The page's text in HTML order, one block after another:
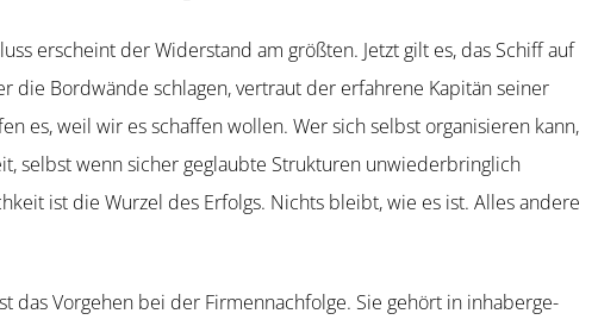
erscheint der Wider­stand am größten. Jetzt gilt es, das Schiff auf
die Bordwände schlagen, vertraut der erfahrene Kapitän seiner
es, weil wir es schaffen wollen. Wer sich selbst organi­sieren kann,
selbst wenn sicher geglaubte Struk­turen unwie­der­bringlich
ist die Wurzel des Erfolgs. Nichts bleibt, wie es ist. Alles andere
das Vorgehen bei der Firmen­nach­folge. Sie gehört in inhaber­ge­